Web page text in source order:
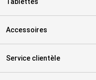
Accessoires
Service clientèle